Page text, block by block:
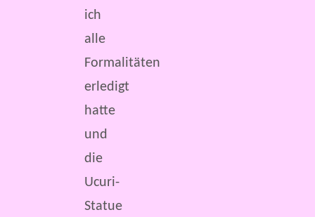
ich
alle
Formalitäten
erledigt
hatte
und
die
Ucuri-
Statue